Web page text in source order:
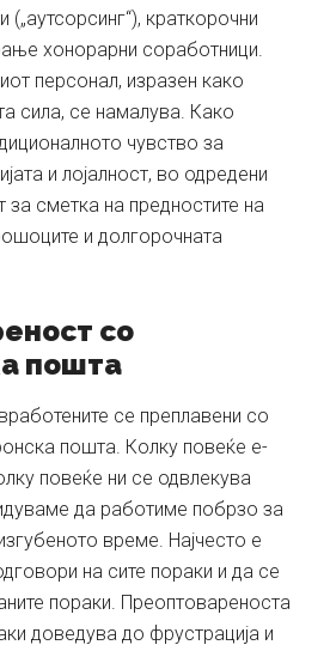
(„аутсорсинг“), краткорочни
хонорарни соработници.
персонал, изразен како
сила, се намалува. Како
чувство за
и лојалност, во одредени
за сметка на предностите на
и долгорочната
со
пошта
се преплавени со
пошта. Колку повеќе е-
повеќе ни се одвлекува
да работиме побрзо за
време. Најчесто е
на сите пораки и да се
пораки. Преоптовареноста
доведува до фрустрација и